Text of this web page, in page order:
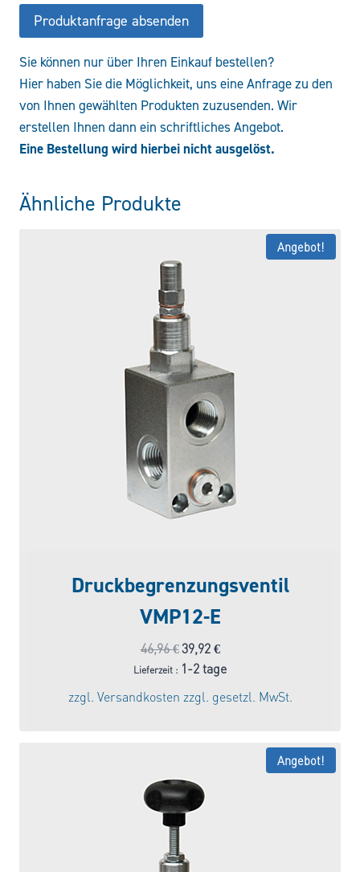
Produktanfrage absenden
Sie können nur über Ihren Einkauf bestellen?
Hier haben Sie die Möglichkeit, uns eine Anfrage zu den
von Ihnen gewählten Produkten zuzusenden. Wir
erstellen Ihnen dann ein schriftliches Angebot.
Eine Bestellung wird hierbei nicht ausgelöst.
Ähnliche Produkte
Angebot!
Druckbegrenzungsventil
VMP12-E
46,96€Ursprünglicher
Preis
war:
46,96 €
39,92 €Aktueller
Preis
Lieferzeit : 1-2 tage
zzgl. Versandkosten zzgl. gesetzl. MwSt.
Angebot!